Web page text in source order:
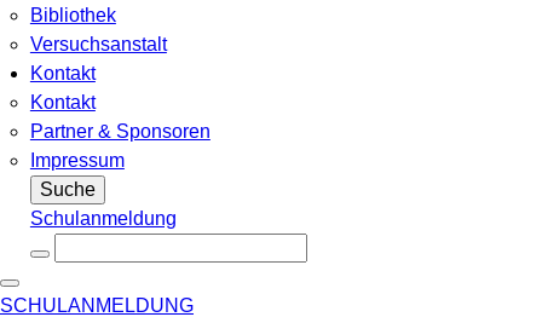
Bibliothek
Versuchsanstalt
Kontakt
Kontakt
Partner & Sponsoren
Impressum
Suche
Schulanmeldung
SCHULANMELDUNG